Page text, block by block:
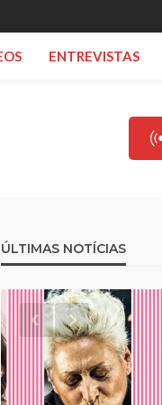
ENTREVISTAS
ÚLTIMAS NOTÍCIAS